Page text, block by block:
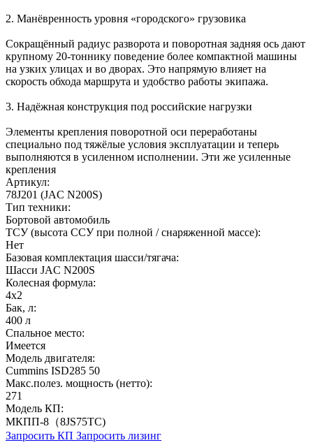
2. Манёвренность уровня «городского» грузовика
Сокращённый радиус разворота и поворотная задняя ось дают
крупному 20‑тоннику поведение более компактной машины
на узких улицах и во дворах. Это напрямую влияет на
скорость обхода маршрута и удобство работы экипажа.
3. Надёжная конструкция под российские нагрузки
Элементы крепления поворотной оси переработаны
специально под тяжёлые условия эксплуатации и теперь
выполняются в усиленном исполнении. Эти же усиленные
крепления
Артикул:
78J201 (JAC N200S)
Тип техники:
Бортовой автомобиль
ТСУ (высота ССУ при полной / снаряженной массе):
Нет
Базовая комплектация шасси/тягача:
Шасси JAC N200S
Колесная формула:
4х2
Бак, л:
400 л
Спальное место:
Имеется
Модель двигателя:
Cummins ISD285 50
Макс.полез. мощность (нетто):
271
Модель КП:
МКПП-8（8JS75TC)
Запросить КП Запросить лизинг